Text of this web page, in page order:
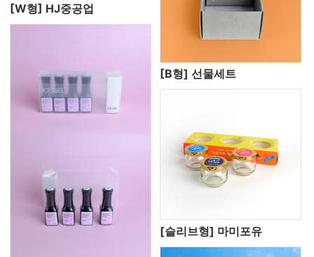
[W형] HJ중공업
[B형] 선물세트
[슬리브형] 마미포유